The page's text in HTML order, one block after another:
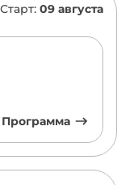
Старт: 09 августа
Программа